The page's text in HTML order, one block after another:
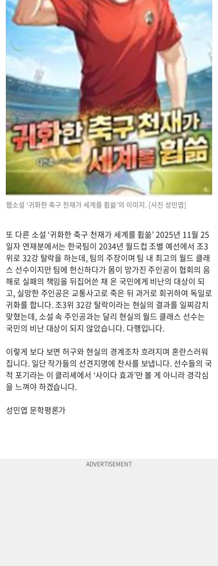
웹소설 ‘귀화한 축구 천재가 세계를 휩쓺’의 이미지. [사진 성민엽]
또 다른 소설 ‘귀화한 축구 천재가 세계를 휩쓺’ 2025년 11월 25
일자 연재분에서는 한국팀이 2034년 월드컵 조별 예선에서 조3
위로 32강 탈락을 하는데, 팀의 주장이며 팀 내 최고의 월드 클래
스 선수이지만 팀에 헌신하다가 몸이 망가진 주인공이 협회의 음
해로 실패의 책임을 뒤집어쓴 채 온 국민에게 비난의 대상이 되
고, 실망한 주인공은 교통사고로 죽은 뒤 과거로 회귀하여 독일로
귀화를 합니다. 조3위 32강 탈락이라는 현실의 결과를 일찌감치
맞혔는데, 소설 속 주인공과는 달리 현실의 월드 클래스 선수는
국민의 비난 대상이 되지 않았습니다. 다행입니다.
이렇게 보다 보면 허구와 현실의 경계조차 흐려지며 혼란스러워
집니다. 일단 작가들의 선견지명에 찬사를 보냅니다. 선수들의 국
적 포기라는 이 클리셰에서 ‘사이다 효과’만 볼 게 아니라 경각심
을 느껴야 하겠습니다.
성민엽 문학평론가